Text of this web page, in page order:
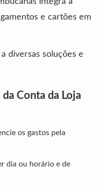
e cartões em
diversas soluções e
Conta da Loja
os gastos pela
dia ou horário e de